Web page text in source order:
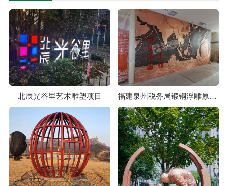
北辰光谷里艺术雕塑项目 福建泉州税务局锻铜浮雕原创设计及安装项目